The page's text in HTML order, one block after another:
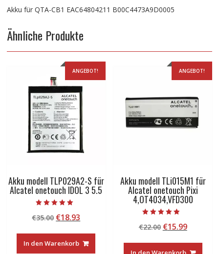
Akku für QTA-CB1 EAC64804211 B00C4473A9D0005
Ähnliche Produkte
ANGEBOT!
Akku modell TLP029A2-S für
Alcatel onetouch IDOL 3 5.5
5.00
von 5
€35.00 Ursprünglicher
war:
€35.00
€18.93
ist:
€18.93.
In den Warenkorb
ANGEBOT!
Akku modell TLi015M1 für
Alcatel onetouch Pixi
4,OT4034,VFD300
4.50
von 5
€22.00 Ursprünglicher
war:
€15.99
ist: